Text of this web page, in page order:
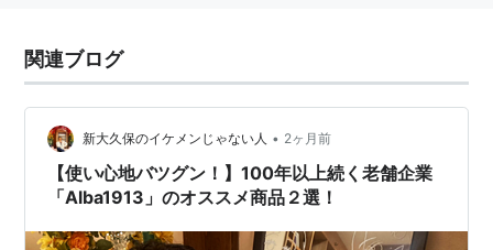
関連ブログ
新大久保のイケメンじゃない人 • 2ヶ月前
【使い心地バツグン！】100年以上続く老舗企業
「Alba1913」のオススメ商品２選！